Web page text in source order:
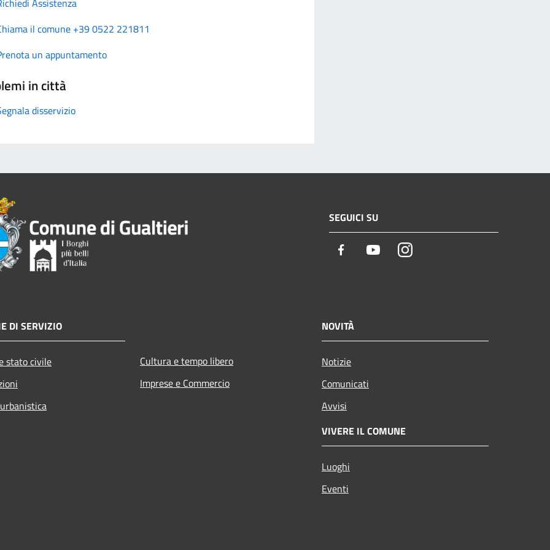
Assistenza
il comune +39 0522 221811
un appuntamento
in città
disservizio
SEGUICI SU
Facebook YoutubeInstagram
DI SERVIZIO
stato civile
Cultura e tempo libero
Imprese e Commercio
NOVITÀ
Notizie
Comunicati
Avvisi
VIVERE IL COMUNE
Luoghi
Eventi